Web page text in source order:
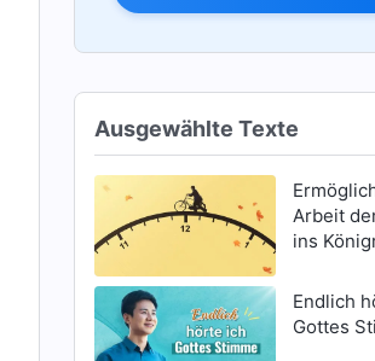
Ausgewählte Texte
Arbeit
ins
Endlich
Gottes